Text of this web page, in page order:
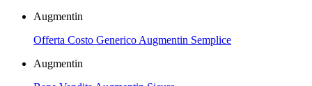
Augmentin
Offerta Costo Generico Augmentin Semplice
Augmentin